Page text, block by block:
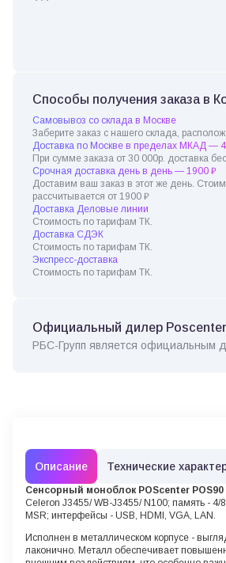
Способы получения заказа в
Самовывоз со склада в Москве
Заберите заказ с нашего склада,
Доставка по Москве в пределах МКАД —
При сумме заказа от 30 000р. доставка
Срочная доставка день в день — 1900 ₽
Доставим ваш заказ в этот же день.
рассчитывается от 1900 ₽
Доставка Деловые линии
Стоимость по тарифам ТК.
Доставка СДЭК
Стоимость по тарифам ТК.
Экспресс-доставка
Стоимость по тарифам ТК.
Официальный дилер Poscenter
РБС-Групп является официальным
Описание Технические
Сенсорный моноблок POScenter POS90
Celeron J3455/ WB-J3455/ N100; память - 4/
MSR; интерфейсы - USB, HDMI, VGA, LAN.
Исполнен в металлическом корпусе -
лаконично. Металл обеспечивает